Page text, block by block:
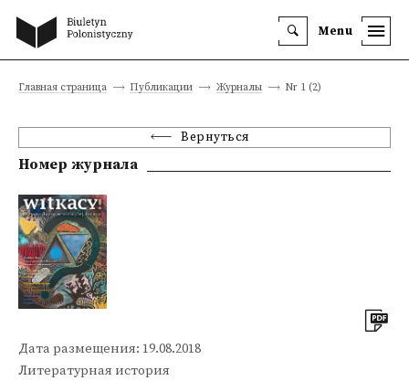
Menu
Главная страница Публикации Журналы Nr 1 (2)
Вернуться
Номер журнала
Дата размещения: 19.08.2018
Литературная история